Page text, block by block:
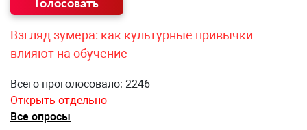
Взгляд зумера: как культурные привычки
влияют на обучение
Всего проголосовало: 2246
Открыть отдельно
Все опросы